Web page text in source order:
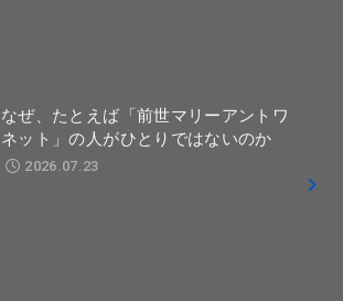
なぜ、たとえば「前世マリーアントワ
ネット」の人がひとりではないのか
2026.07.23